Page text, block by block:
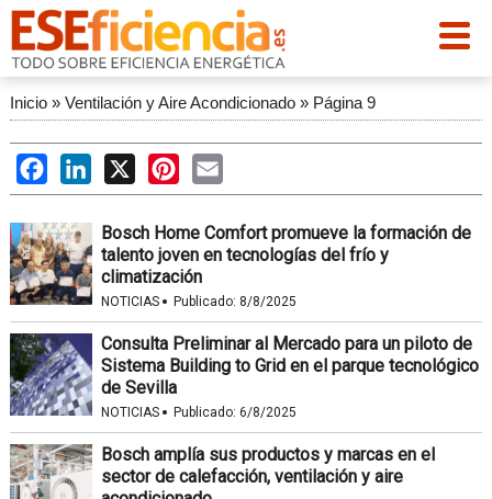
Inicio» Ventilación y Aire Acondicionado» Página 9
FacebookLinkedIn
X PinterestEmail
Bosch Home Comfort promueve la formación de
talento joven en tecnologías del frío y
climatización
NOTICIAS · Publicado: 8/8/2025
Consulta Preliminar al Mercado para un piloto de
Sistema Building to Grid en el parque tecnológico
de Sevilla
NOTICIAS · Publicado: 6/8/2025
Bosch amplía sus productos y marcas en el
sector de calefacción, ventilación y aire